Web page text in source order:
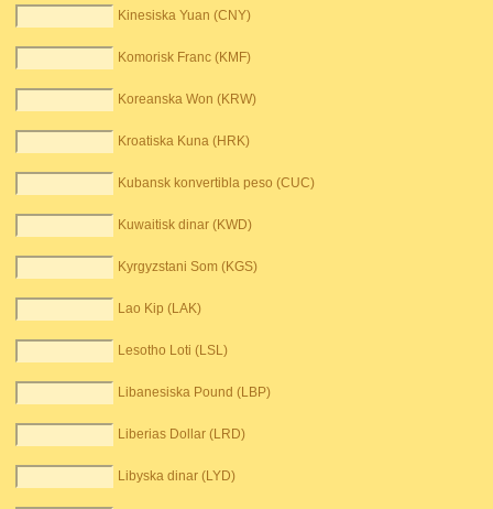
Kinesiska Yuan (CNY)
Komorisk Franc (KMF)
Koreanska Won (KRW)
Kroatiska Kuna (HRK)
Kubansk konvertibla peso (CUC)
Kuwaitisk dinar (KWD)
Kyrgyzstani Som (KGS)
Lao Kip (LAK)
Lesotho Loti (LSL)
Libanesiska Pound (LBP)
Liberias Dollar (LRD)
Libyska dinar (LYD)